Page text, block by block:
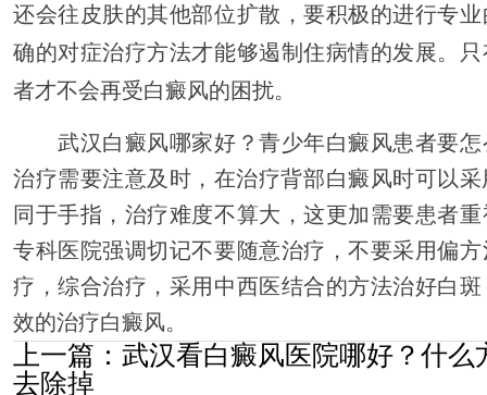
还会往皮肤的其他部位扩散，要积极的进行专
确的对症治疗方法才能够遏制住病情的发展。
者才不会再受白癜风的困扰。
武汉白癜风哪家好？青少年白癜风患者要怎
治疗需要注意及时，在治疗背部白癜风时可以
同于手指，治疗难度不算大，这更加需要患者
专科医院强调切记不要随意治疗，不要采用偏
疗，综合治疗，采用中西医结合的方法治好白
效的治疗白癜风。
上一篇： 武汉看白癜风医院哪好？什么
去除掉